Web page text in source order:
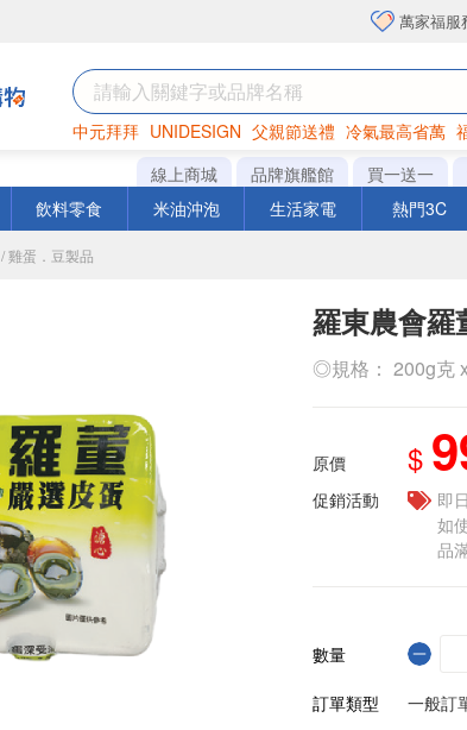
萬家福服
中元拜拜 UNIDESIGN 父親節送禮 冷氣最高省萬
罐頭 海苔 洋芋片
線上商城 品牌旗艦館 買一送一
飲料零食 米油沖泡 生活家電 熱門3C
/ 雞蛋．豆製品
羅東農會羅
◎規格： 200g克
原價 $
促銷活動
即
如
品
數量
訂單類型
一般訂